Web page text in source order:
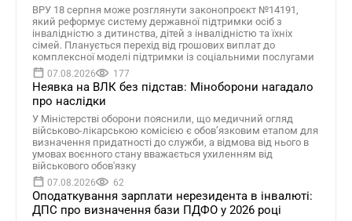
ВРУ 18 серпня може розглянути законопроєкт №14191,
який реформує систему державної підтримки осіб з
інвалідністю з дитинства, дітей з інвалідністю та їхніх
сімей. Планується перехід від грошових виплат до
комплексної моделі підтримки із соціальними послугами
07.08.2026 177
Неявка на ВЛК без підстав: Міноборони нагадало
про наслідки
У Міністерстві оборони пояснили, що медичний огляд
військово-лікарською комісією є обов’язковим етапом для
визначення придатності до служби, а відмова від нього в
умовах воєнного стану вважається ухиленням від
військового обов'язку
07.08.2026 62
Оподаткування зарплати нерезидента в інвалюті:
ДПС про визначення бази ПДФО у 2026 році